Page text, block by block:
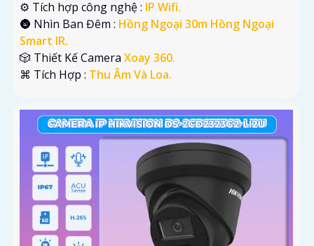
⚙ Tích hợp công nghệ : IP Wifi.
🌚 Nhìn Ban Đêm : Hồng Ngoại 30m Hồng Ngoại
Smart IR.
🎲 Thiết Kế Camera Xoay 360.
️⌘ Tích Hợp : Thu Âm Và Loa.